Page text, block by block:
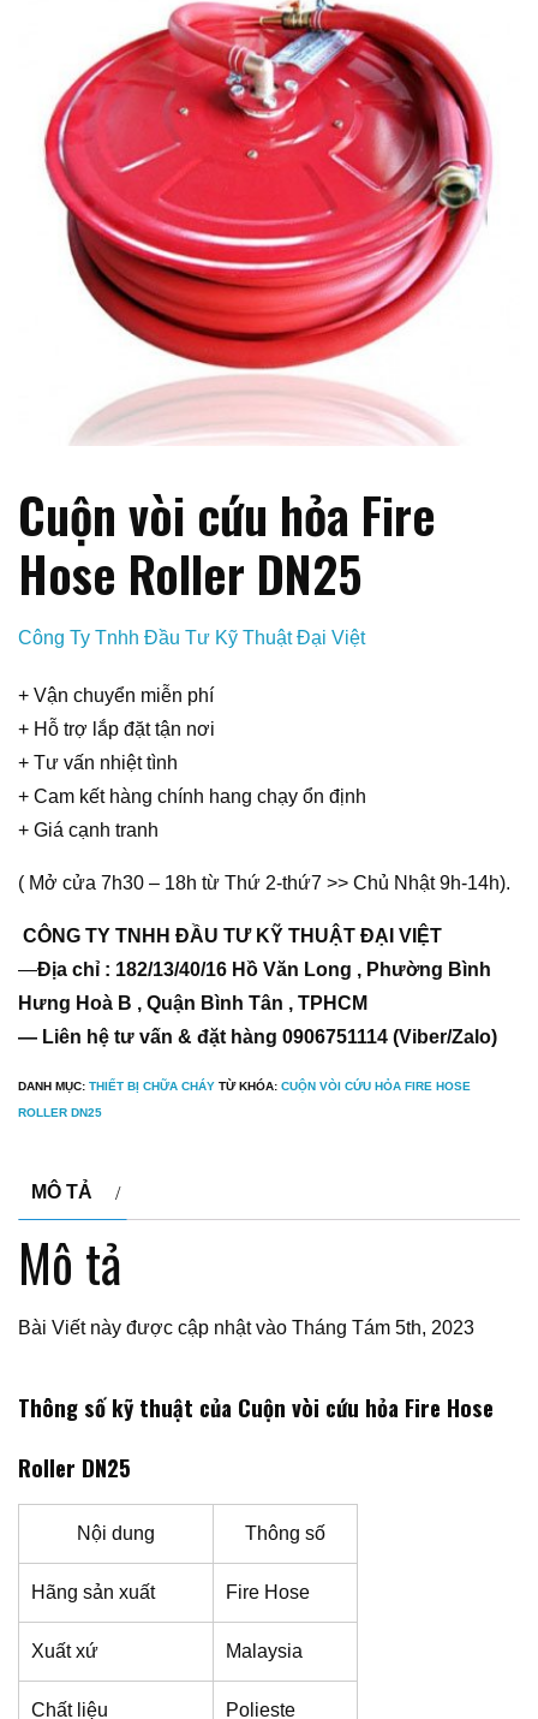
Cuộn vòi cứu hỏa Fire
Hose Roller DN25
Công Ty Tnhh Đầu Tư Kỹ Thuật Đại Việt
+ Vận chuyển miễn phí
+ Hỗ trợ lắp đặt tận nơi
+ Tư vấn nhiệt tình
+ Cam kết hàng chính hang chạy ổn định
+ Giá cạnh tranh
( Mở cửa 7h30 – 18h từ Thứ 2-thứ7 >> Chủ Nhật 9h-14h).
CÔNG TY TNHH ĐẦU TƯ KỸ THUẬT ĐẠI VIỆT
—Địa chỉ : 182/13/40/16 Hồ Văn Long , Phường Bình
Hưng Hoà B , Quận Bình Tân , TPHCM
— Liên hệ tư vấn & đặt hàng 0906751114 (Viber/Zalo)
DANH MỤC: THIẾT BỊ CHỮA CHÁY TỪ KHÓA: CUỘN VÒI CỨU HỎA FIRE HOSE
ROLLER DN25
MÔ TẢ
Mô tả
Bài Viết này được cập nhật vào Tháng Tám 5th, 2023
Thông số kỹ thuật của Cuộn vòi cứu hỏa Fire Hose
Roller DN25
Nội dung Thông số
Hãng sản xuất Fire Hose
Xuất xứ Malaysia
Chất liệu Polieste